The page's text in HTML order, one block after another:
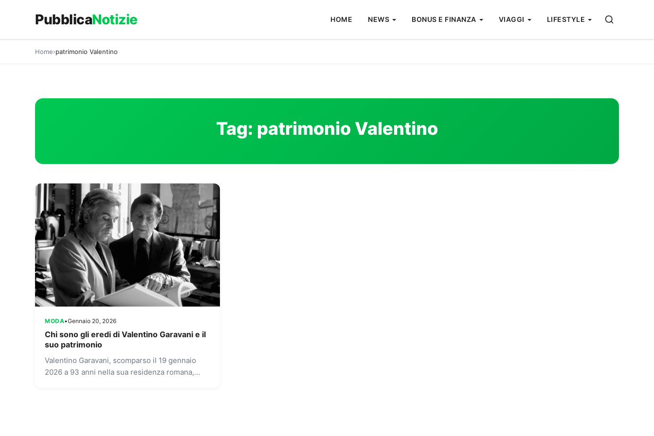
PubblicaNotizie HOME NEWS BONUS E FINANZA VIAGGI LIFESTYLE
Home patrimonio Valentino
Tag: patrimonio Valentino
MODA•Gennaio 20, 2026
Chi sono gli eredi di Valentino Garavani e il
suo patrimonio
Valentino Garavani, scomparso il 19 gennaio
2026 a 93 anni nella sua residenza romana,